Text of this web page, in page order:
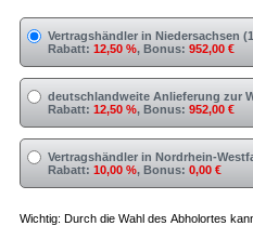
Vertragshändler in Niedersachsen
Rabatt: 12,50 %, Bonus: 952,00 €
deutschlandweite Anlieferung zur
Rabatt: 12,50 %, Bonus: 952,00 €
Vertragshändler in Nordrhein-
Rabatt: 10,00 %, Bonus: 0,00 €
Wichtig: Durch die Wahl des Abholortes